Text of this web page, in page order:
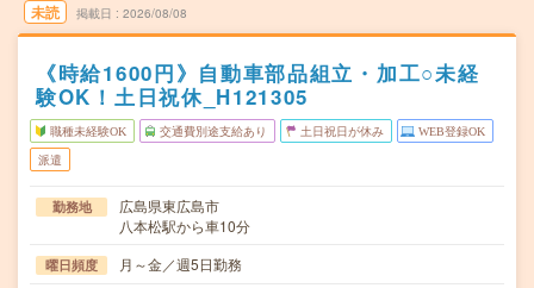
未読 掲載日 2026/08/08
《時給1600円》自動車部品組立・加工○未経
験OK！土日祝休_H121305
職種未経験OK 交通費別途支給あり 土日祝日が休み WEB登録OK
派遣
勤務地
広島県東広島市
八本松駅から車10分
曜日頻度 月～金／週5日勤務